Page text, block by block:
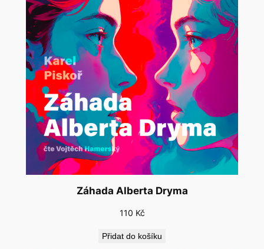
Záhada Alberta Dryma
110 Kč
Přidat do košíku